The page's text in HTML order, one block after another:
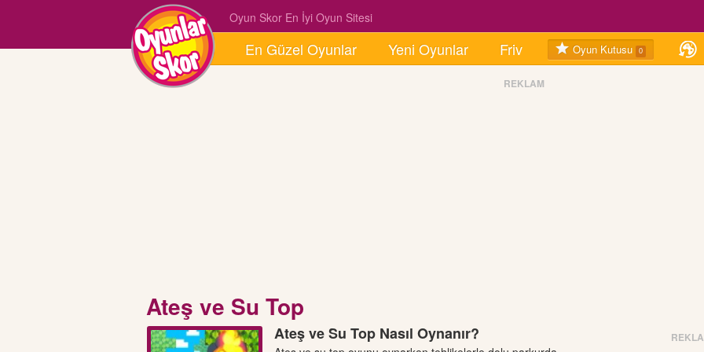
En Güzel Oyunlar Yeni Oyunlar Friv Oyun Kutusu 0
Oyun Skor En İyi Oyun Sitesi
REKLAM
Ateş ve Su Top
Ateş ve Su Top Nasıl Oynanır?